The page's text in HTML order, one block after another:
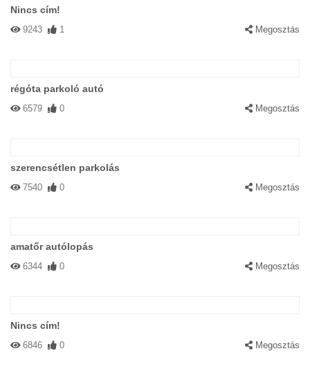
Nincs cím!
9243 1 Megosztás
régóta parkoló autó
6579 0 Megosztás
szerencsétlen parkolás
7540 0 Megosztás
amatőr autólopás
6344 0 Megosztás
Nincs cím!
6846 0 Megosztás